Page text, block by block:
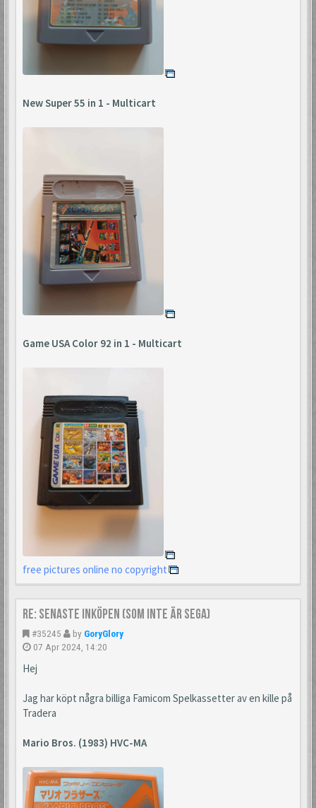
New Super 55 in 1 - Multicart
Game USA Color 92 in 1 - Multicart
free pictures online no copyright
Re: Senaste inköpen (som inte är Sega)
#35245 by GoryGlory
07 Apr 2024, 14:20
Hej
Jag har köpt några billiga Famicom Spelkassetter av en kille på
Tradera
Mario Bros. (1983) HVC-MA